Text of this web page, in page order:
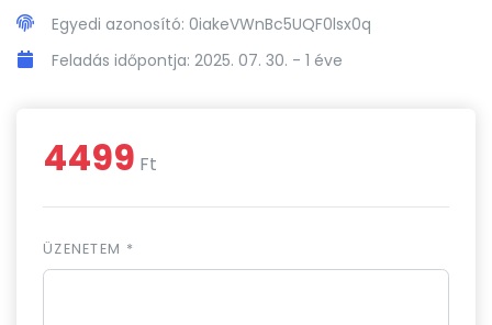
Egyedi azonosító: 0iakeVWnBc5UQF0lsx0q
Feladás időpontja: 2025. 07. 30. - 1 éve
4499 Ft
ÜZENETEM *